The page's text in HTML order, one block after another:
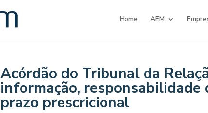
Home AEM
Acórdão do Tribunal da
informação,
prazo prescricional